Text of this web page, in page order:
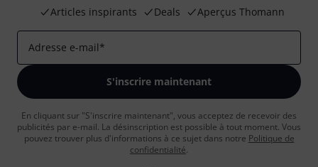
Articles inspirants
Deals Aperçus Thomann
Adresse e-mail*
S'inscrire maintenant
En cliquant sur "S'inscrire maintenant", vous acceptez de recevoir des
publicités par e-mail. La désinscription est possible à tout moment. Vous
pouvez trouver plus d'informations à ce sujet dans notre Politique de
confidentialité.